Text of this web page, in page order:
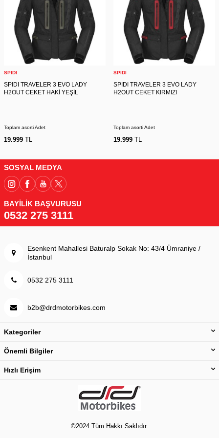
SPIDI
SPIDI TRAVELER 3 EVO LADY
H2OUT CEKET HAKİ YEŞİL
Toplam asorti Adet
19.999 TL
SPIDI
SPIDI TRAVELER 3 EVO LADY
H2OUT CEKET KIRMIZI
Toplam asorti Adet
19.999 TL
SOSYAL MEDYA
BAYİLİK BAŞVURUSU
0532 275 3111
Esenkent Mahallesi Baturalp Sokak No: 43/4 Ümraniye /
İstanbul
0532 275 3111
b2b@drdmotorbikes.com
Kategoriler
Önemli Bilgiler
Hızlı Erişim
©2024 Tüm Hakkı Saklıdır.